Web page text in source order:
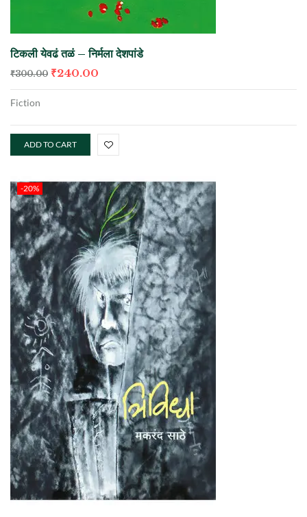
टिकली येवढं तळं – निर्मला देशपांडे
₹300.00 ₹240.00
Fiction
ADD TO CART
-20%